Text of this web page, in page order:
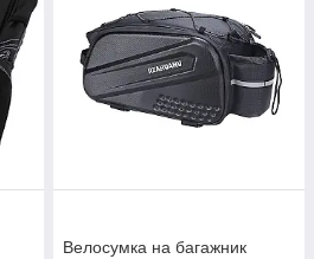
Велосумка на багажник